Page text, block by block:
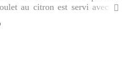
au citron est servi avec de